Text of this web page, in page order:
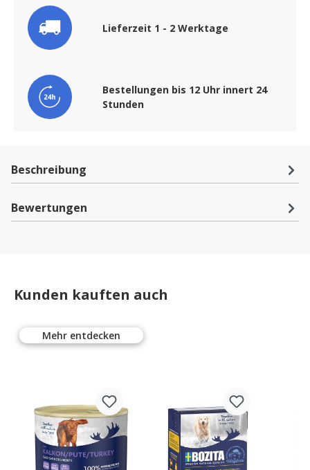
Lieferzeit 1 - 2 Werktage
Bestellungen bis 12 Uhr innert 24
Stunden
Beschreibung
Bewertungen
Kunden kauften auch
Mehr entdecken